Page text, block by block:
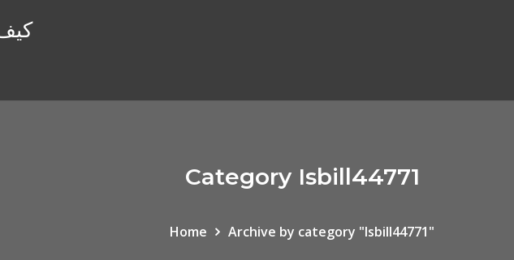
Category Isbill44771
Home Archive by category "Isbill44771"